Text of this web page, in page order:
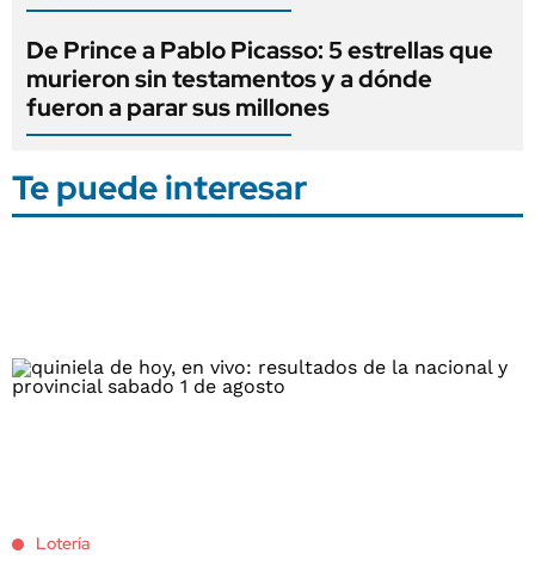
De Prince a Pablo Picasso: 5 estrellas que
murieron sin testamentos y a dónde
fueron a parar sus millones
Te puede interesar
Lotería